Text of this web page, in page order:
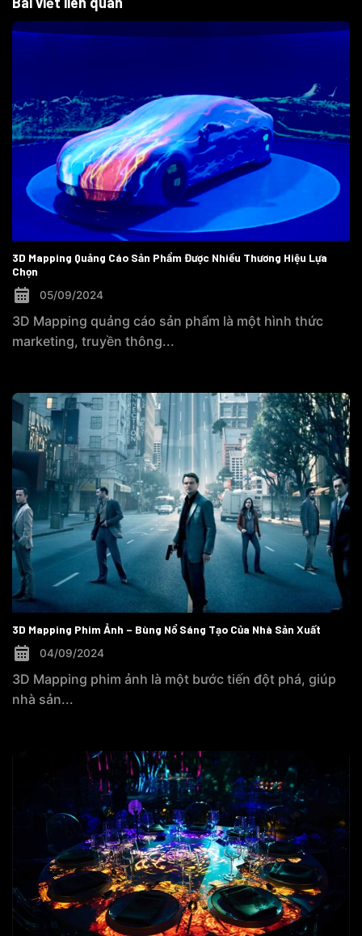
3D Mapping Quảng Cáo Sản Phẩm Được Nhiều Thương Hiệu Lựa
Chọn
05/09/2024
3D Mapping quảng cáo sản phẩm là một hình thức
marketing, truyền thông...
3D Mapping Phim Ảnh – Bùng Nổ Sáng Tạo Của Nhà Sản Xuất
04/09/2024
3D Mapping phim ảnh là một bước tiến đột phá, giúp
nhà sản...